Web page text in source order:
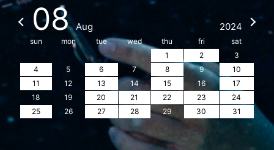
08 Aug 2024
sun mon tue wed thu fri
sat
1
2
3
4
5 6 7 8 9
10
11
12 13 14 15 16
17
18
19 20 21 22 23
24
25
26 27 28 29 30 31